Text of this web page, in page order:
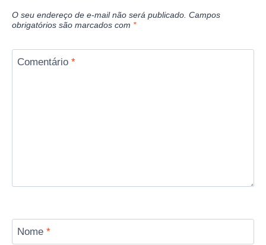
O seu endereço de e-mail não será publicado. Campos
obrigatórios são marcados com *
Comentário *
Nome *